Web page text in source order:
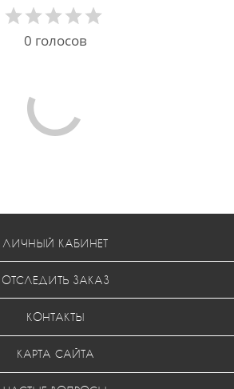
0 голосов
ЛИЧНЫЙ КАБИНЕТ
ОТСЛЕДИТЬ ЗАКАЗ
КОНТАКТЫ
КАРТА САЙТА